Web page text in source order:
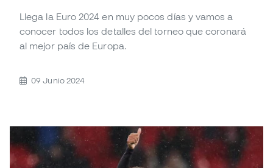
Llega la Euro 2024 en muy pocos días y vamos a
conocer todos los detalles del torneo que coronará
al mejor país de Europa.
09 Junio 2024